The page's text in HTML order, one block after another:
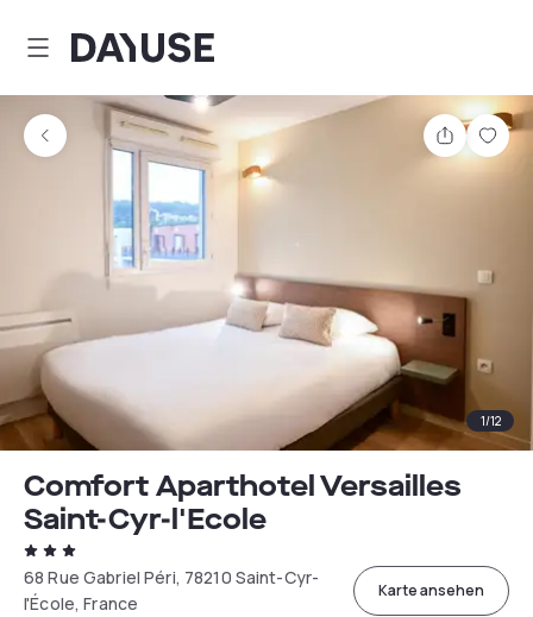
Dayuse
Teilen
1/12
Comfort Aparthotel Versailles
Saint-Cyr-l'Ecole
68 Rue Gabriel Péri, 78210 Saint-Cyr-
l'École, France
Karte ansehen